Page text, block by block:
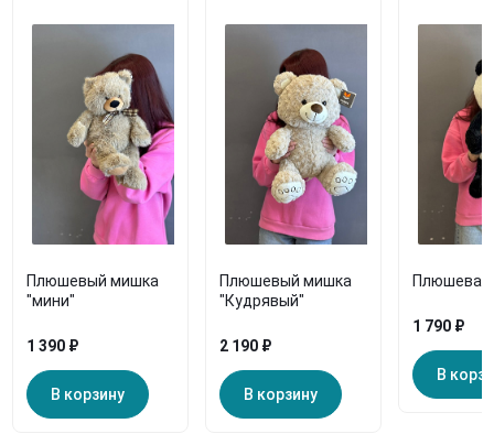
Плюшевый мишка
"мини"
1 390 ₽
В корзину
Плюшевый мишка
"Кудрявый"
2 190 ₽
В корзину
Плюшевая
1 790 ₽
В